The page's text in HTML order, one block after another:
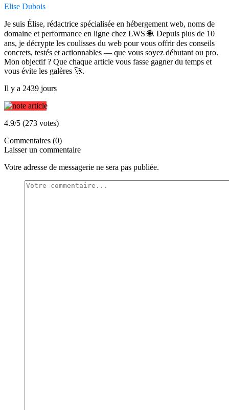
Elise Dubois
Je suis Élise, rédactrice spécialisée en hébergement web, noms de
domaine et performance en ligne chez LWS 🌐. Depuis plus de 10
ans, je décrypte les coulisses du web pour vous offrir des conseils
concrets, testés et actionnables — que vous soyez débutant ou pro.
Mon objectif ? Que chaque article vous fasse gagner du temps et
vous évite les galères 🚀.
Il y a 2439 jours
4.9/5 (273 votes)
Commentaires (0)
Laisser un commentaire
Votre adresse de messagerie ne sera pas publiée.